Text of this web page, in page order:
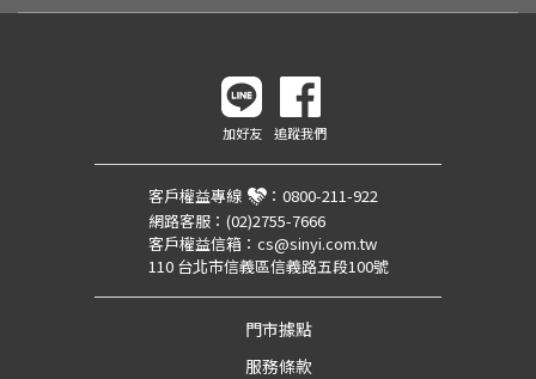
加好友 追蹤我們
客戶權益專線 ： 0800-211-922
網路客服： (02)2755-7666
客戶權益信箱： cs@sinyi.com.tw
110 台北市信義區信義路五段100號
門市據點
服務條款